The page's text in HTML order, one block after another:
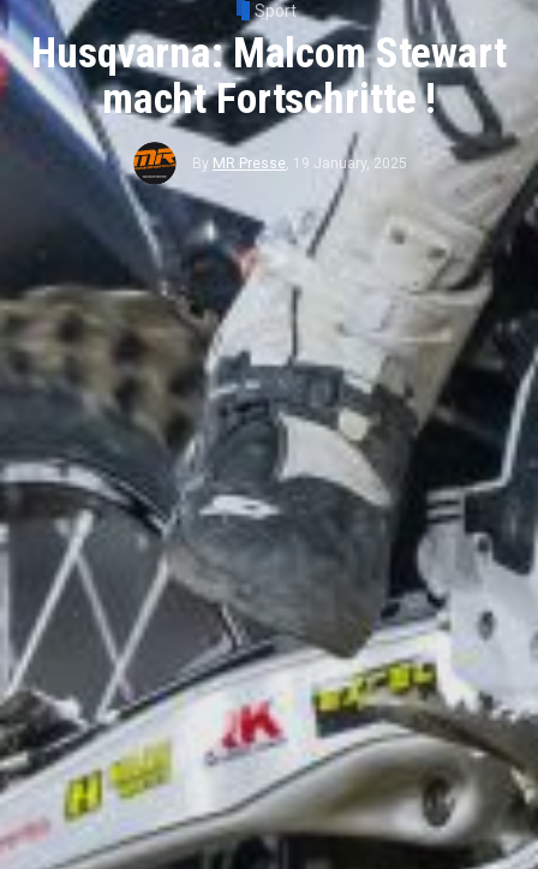
Sport
Husqvarna: Malcom Stewart
macht Fortschritte !
By MR Presse, 19 January, 2025